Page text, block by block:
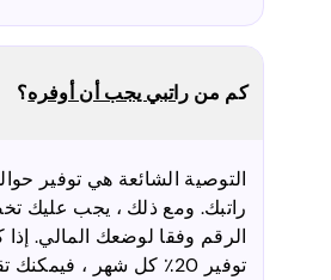
كم من راتبي يجب أن أوفره؟
راتبك. ومع ذلك ، يجب عليك
الرقم وفقا لوضعك المالي.
توفير 20٪ كل شهر ،